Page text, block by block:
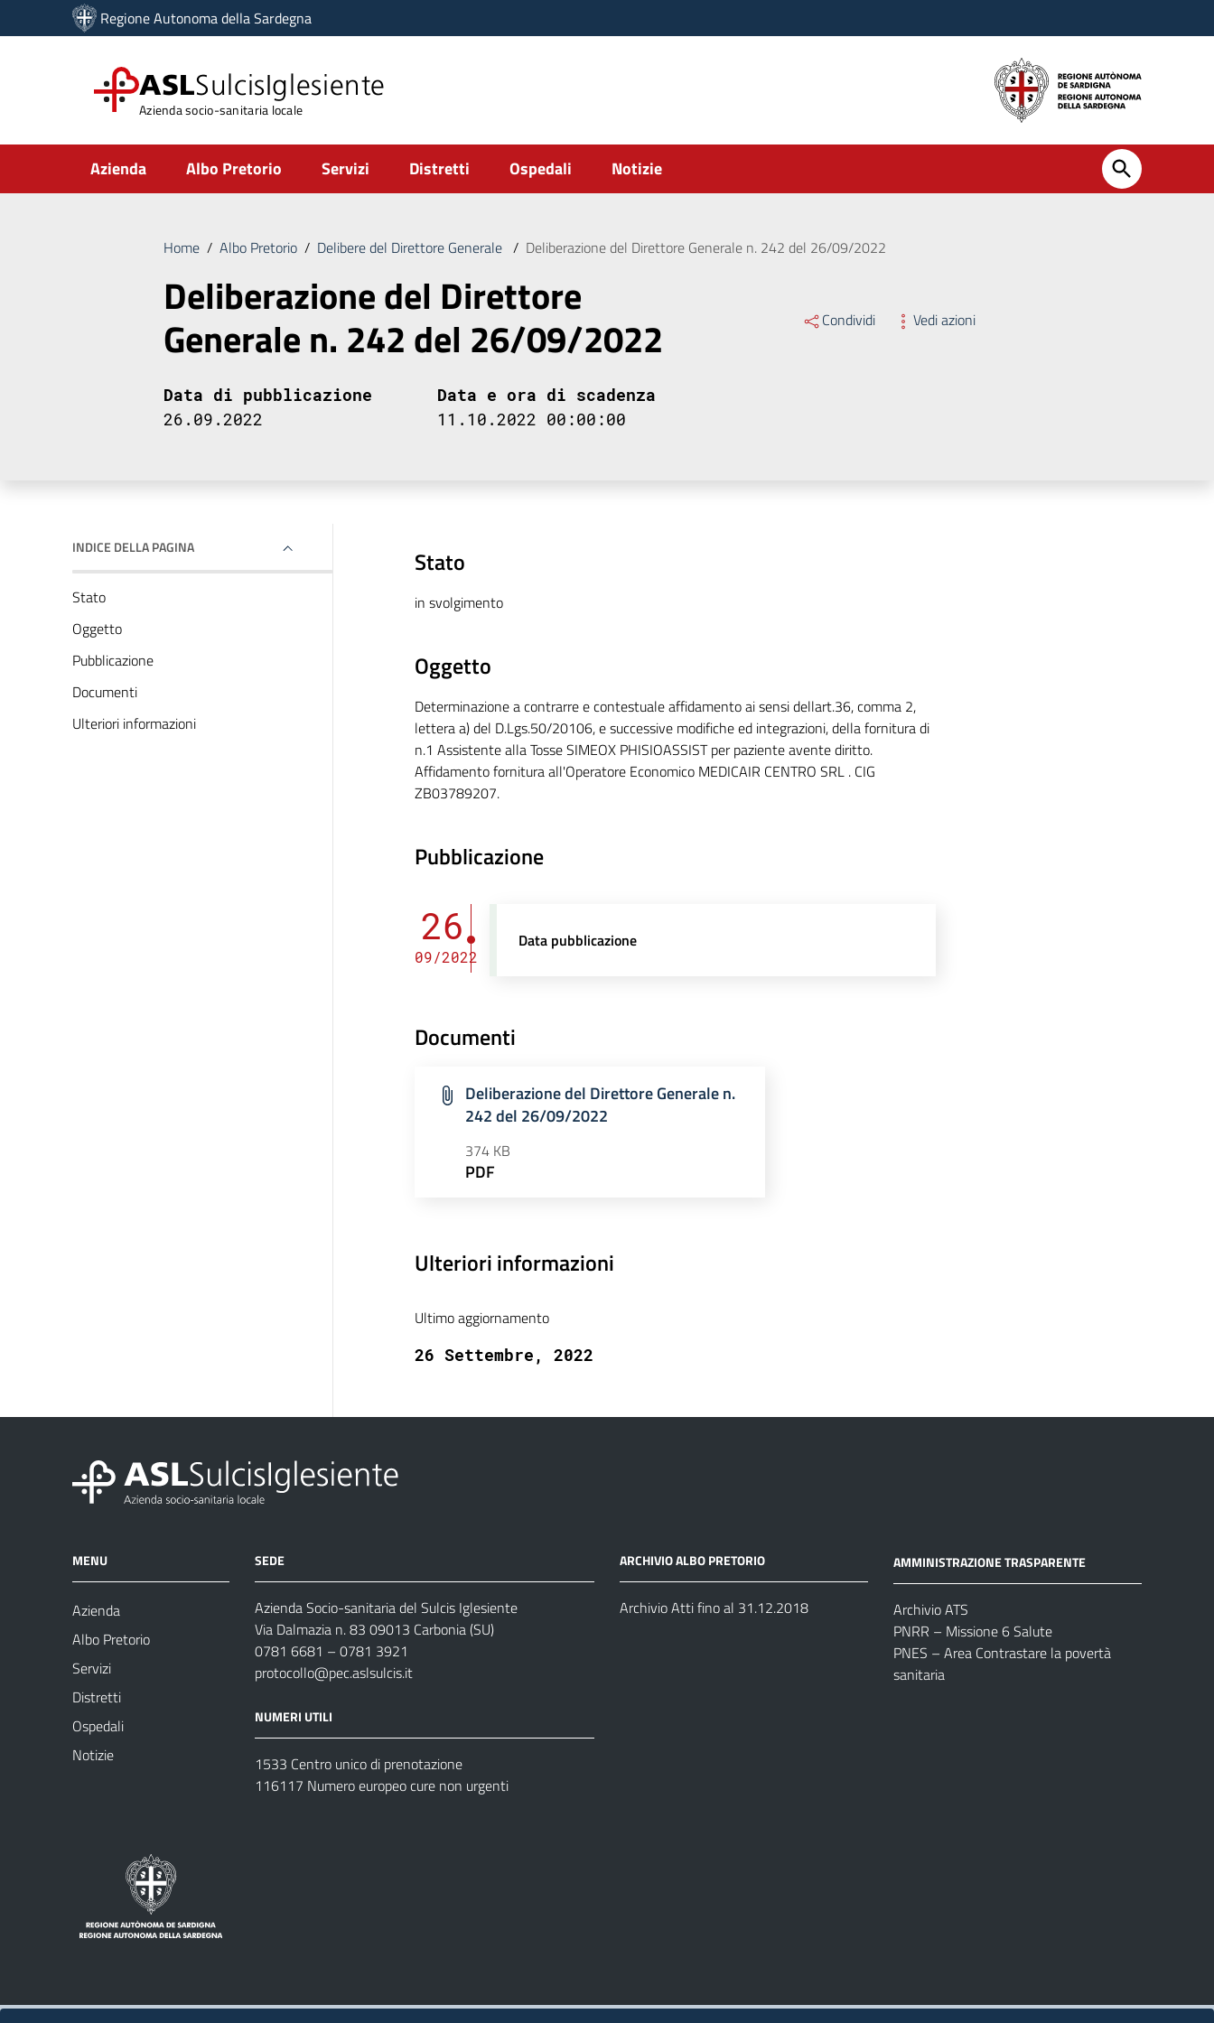
Vai ai contenuti
Vai al menu di navigazione
Regione Autonoma della Sardegna
ASLSulcisIglesiente
Azienda socio-sanitaria locale
Submenu
Azienda Albo Pretorio Servizi Distretti Ospedali Notizie
Home / Albo Pretorio / Delibere del Direttore Generale / Deliberazione del Direttore Generale n. 242 del 26/09/2022
Deliberazione del Direttore
Generale n. 242 del 26/09/2022 Condividi Vedi azioni
Data di pubblicazione
26.09.2022
Data e ora di scadenza
11.10.2022 00:00:00
INDICE DELLA PAGINA
Stato
Oggetto
Pubblicazione
Documenti
Ulteriori informazioni
Stato
in svolgimento
Oggetto
Determinazione a contrarre e contestuale affidamento ai sensi dellart.36, comma 2,
lettera a) del D.Lgs.50/20106, e successive modifiche ed integrazioni, della fornitura di
n.1 Assistente alla Tosse SIMEOX PHISIOASSIST per paziente avente diritto.
Affidamento fornitura all'Operatore Economico MEDICAIR CENTRO SRL . CIG
ZB03789207.
Pubblicazione
26
09/2022
Data pubblicazione
Documenti
Deliberazione del Direttore Generale n.
242 del 26/09/2022
374 KB
PDF
Ulteriori informazioni
Ultimo aggiornamento
26 Settembre, 2022
MENU
Azienda
Albo Pretorio
Servizi
Distretti
Ospedali
Notizie
SEDE
Azienda Socio-sanitaria del Sulcis Iglesiente
Via Dalmazia n. 83 09013 Carbonia (SU)
0781 6681 – 0781 3921
protocollo@pec.aslsulcis.it
NUMERI UTILI
1533 Centro unico di prenotazione
116117 Numero europeo cure non urgenti
ARCHIVIO ALBO PRETORIO
Archivio Atti fino al 31.12.2018
AMMINISTRAZIONE TRASPARENTE
Archivio ATS
PNRR – Missione 6 Salute
PNES – Area Contrastare la povertà
sanitaria